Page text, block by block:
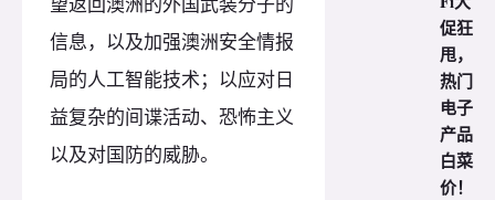
信息，以及加强澳洲安全情报
局的人工智能技术；以应对日
益复杂的间谍活动、恐怖主义
以及对国防的威胁。
促狂
甩，
热门
电子
产品
白菜
价！